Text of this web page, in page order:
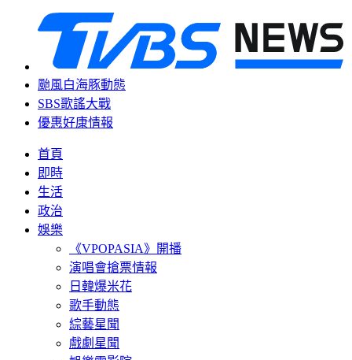
颱風白海豚動態
SBS歌謠大戰
優惠好康情報
首頁
即時
生活
政治
娛樂
《VPOPASIA》開播
演唱會搶票情報
日韓爆米花
歌手動態
綜藝星聞
戲劇星聞